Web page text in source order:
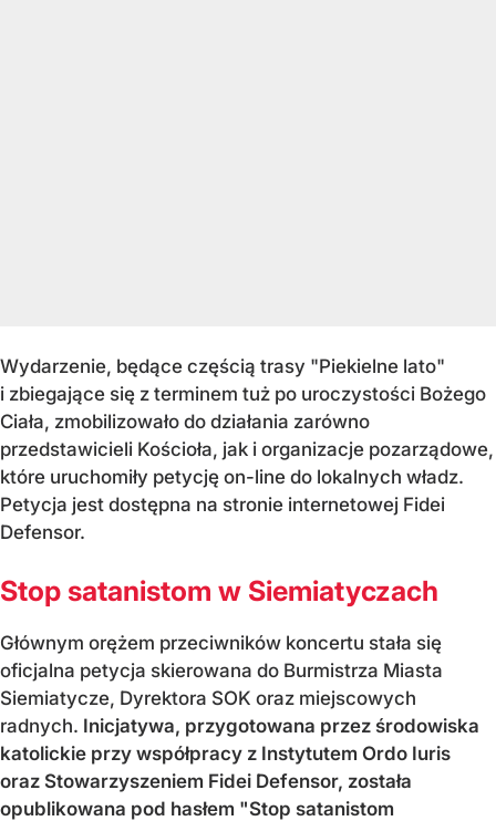
Wydarzenie, będące częścią trasy "Piekielne lato"
i zbiegające się z terminem tuż po uroczystości Bożego
Ciała, zmobilizowało do działania zarówno
przedstawicieli Kościoła, jak i organizacje pozarządowe,
które uruchomiły petycję on-line do lokalnych władz.
Petycja jest dostępna na stronie internetowej Fidei
Defensor.
Stop satanistom w Siemiatyczach
Głównym orężem przeciwników koncertu stała się
oficjalna petycja skierowana do Burmistrza Miasta
Siemiatycze, Dyrektora SOK oraz miejscowych
radnych. Inicjatywa, przygotowana przez środowiska
katolickie przy współpracy z Instytutem Ordo Iuris
oraz Stowarzyszeniem Fidei Defensor, została
opublikowana pod hasłem "Stop satanistom